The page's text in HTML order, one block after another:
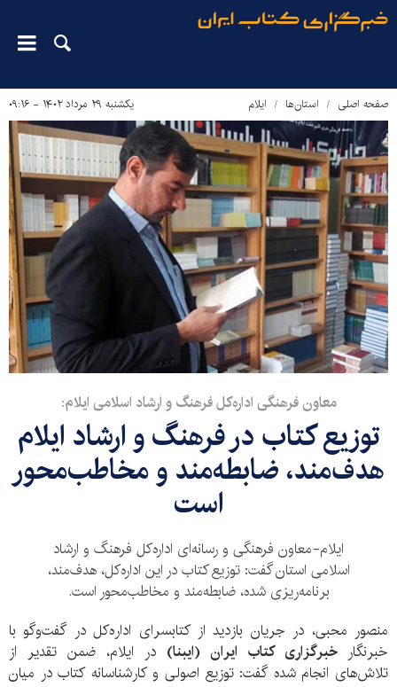
صفحه اصلی استان‌ها ایلام یکشنبه ۲۹ مرداد ۱۴۰۲ - ۰۹:۱۶
معاون فرهنگی اداره‌کل فرهنگ و ارشاد اسلامی ایلام:
توزیع کتاب در فرهنگ و ارشاد ایلام
هدف‌مند، ضابطه‌مند و مخاطب‌محور
است
ایلام-معاون فرهنگی و رسانه‌ای اداره‌کل فرهنگ و ارشاد
اسلامی استان گفت: توزیع کتاب در این اداره‌کل، هدف‌مند،
برنامه‌ریزی شده، ضابطه‌مند و مخاطب‌محور است.
منصور محبی، در جریان بازدید از کتابسرای اداره‌کل در گفت‌وگو با
خبرنگار خبرگزاری کتاب ایران (ایبنا) در ایلام، ضمن تقدیر از
تلاش‌های انجام شده گفت: توزیع اصولی و کارشناسانه کتاب در میان